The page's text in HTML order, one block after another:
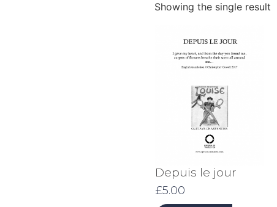
Showing the single result
Depuis le jour
£5.00